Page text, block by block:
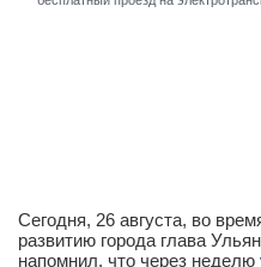
Сегодня, 26 августа, во
развитию города глава
напомнил, что через